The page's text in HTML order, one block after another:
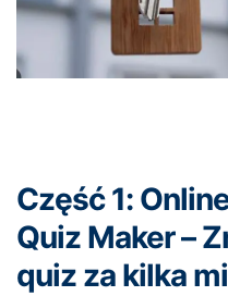
Część 1:
Quiz Maker –
quiz za kilka